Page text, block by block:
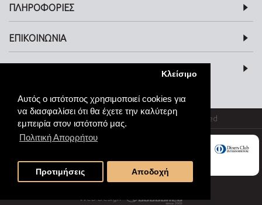
Αυτός ο ιστότοπος χρησιμοποιεί cookies για
να διασφαλίσει ότι θα έχετε την καλύτερη
εμπειρία στον ιστότοπό μας.
Πολιτική Απορρήτου
Κλείσιμο
Προτιμήσεις Αποδοχή
ΠΛΗΡΟΦΟΡΙΕΣ
ΕΠΙΚΟΙΝΩΝΙΑ
© kosmimata-roloi.gr Jewellery. All rights reserved
Web Design